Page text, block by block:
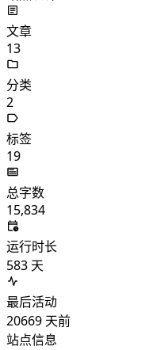
文章
13
分类
2
标签
19
总字数
15,834
运行时长
583 天
最后活动
20669 天前
站点信息